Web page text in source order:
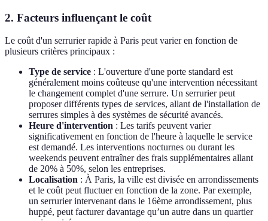
2. Facteurs influençant le coût
Le coût d'un serrurier rapide à Paris peut varier en fonction de
plusieurs critères principaux :
Type de service : L'ouverture d'une porte standard est
généralement moins coûteuse qu'une intervention nécessitant
le changement complet d'une serrure. Un serrurier peut
proposer différents types de services, allant de l'installation de
serrures simples à des systèmes de sécurité avancés.
Heure d'intervention : Les tarifs peuvent varier
significativement en fonction de l'heure à laquelle le service
est demandé. Les interventions nocturnes ou durant les
weekends peuvent entraîner des frais supplémentaires allant
de 20% à 50%, selon les entreprises.
Localisation : À Paris, la ville est divisée en arrondissements
et le coût peut fluctuer en fonction de la zone. Par exemple,
un serrurier intervenant dans le 16ème arrondissement, plus
huppé, peut facturer davantage qu’un autre dans un quartier